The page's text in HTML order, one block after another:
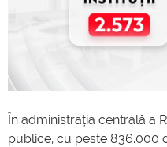
În administrația centrală a
publice, cu peste 836.000